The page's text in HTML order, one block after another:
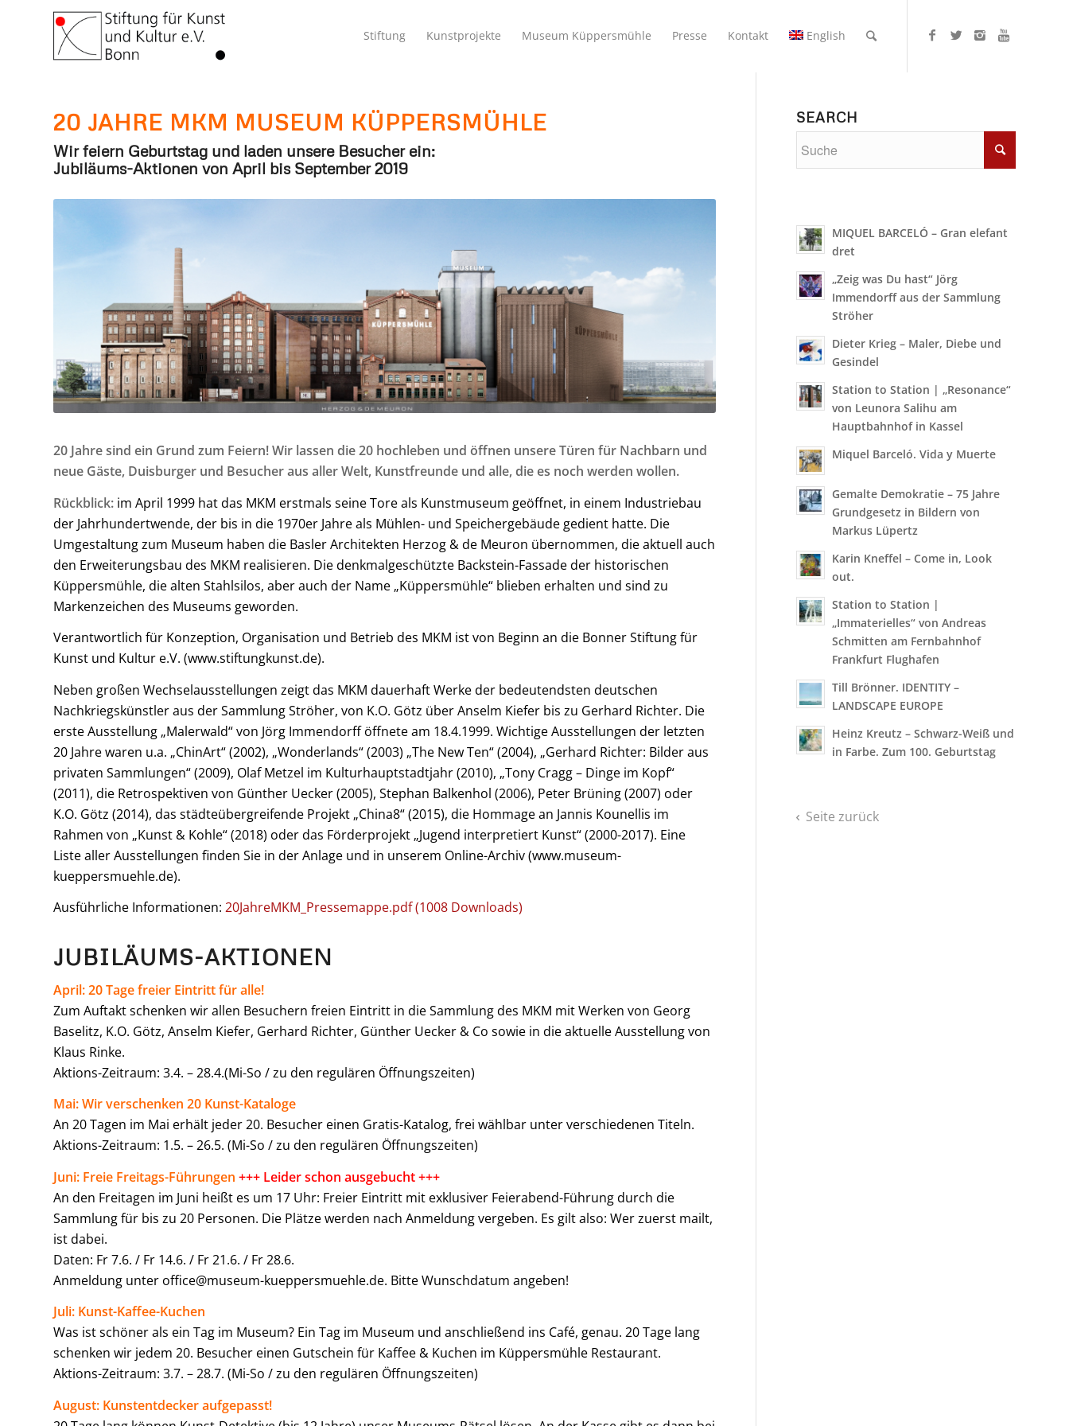
Stiftung Kunstprojekte Museum Küppersmühle Presse Kontakt English
20 JAHRE MKM MUSEUM KÜPPERSMÜHLE
Wir feiern Geburtstag und laden unsere Besucher ein:
Jubiläums-Aktionen von April bis September 2019
Erweiterung MKM Museum Küppersmühle, Duisburg, Simulation Perspektive
Innenhafen, © Herzog & de Meuron
20 Jahre sind ein Grund zum Feiern! Wir lassen die 20 hochleben und öffnen unsere Türen für Nachbarn und
neue Gäste, Duisburger und Besucher aus aller Welt, Kunstfreunde und alle, die es noch werden wollen.
Rückblick: im April 1999 hat das MKM erstmals seine Tore als Kunstmuseum geöffnet, in einem Industriebau
der Jahrhundertwende, der bis in die 1970er Jahre als Mühlen- und Speichergebäude gedient hatte. Die
Umgestaltung zum Museum haben die Basler Architekten Herzog & de Meuron übernommen, die aktuell auch
den Erweiterungsbau des MKM realisieren. Die denkmalgeschützte Backstein-Fassade der historischen
Küppersmühle, die alten Stahlsilos, aber auch der Name „Küppersmühle“ blieben erhalten und sind zu
Markenzeichen des Museums geworden.
Verantwortlich für Konzeption, Organisation und Betrieb des MKM ist von Beginn an die Bonner Stiftung für
Kunst und Kultur e.V. (www.stiftungkunst.de).
Neben großen Wechselausstellungen zeigt das MKM dauerhaft Werke der bedeutendsten deutschen
Nachkriegskünstler aus der Sammlung Ströher, von K.O. Götz über Anselm Kiefer bis zu Gerhard Richter. Die
erste Ausstellung „Malerwald“ von Jörg Immendorff öffnete am 18.4.1999. Wichtige Ausstellungen der letzten
20 Jahre waren u.a. „ChinArt“ (2002), „Wonderlands“ (2003) „The New Ten“ (2004), „Gerhard Richter: Bilder aus
privaten Sammlungen“ (2009), Olaf Metzel im Kulturhauptstadtjahr (2010), „Tony Cragg – Dinge im Kopf“
(2011), die Retrospektiven von Günther Uecker (2005), Stephan Balkenhol (2006), Peter Brüning (2007) oder
K.O. Götz (2014), das städteübergreifende Projekt „China8“ (2015), die Hommage an Jannis Kounellis im
Rahmen von „Kunst & Kohle“ (2018) oder das Förderprojekt „Jugend interpretiert Kunst“ (2000-2017). Eine
Liste aller Ausstellungen finden Sie in der Anlage und in unserem Online-Archiv (www.museum-
kueppersmuehle.de).
Ausführliche Informationen: 20JahreMKM_Pressemappe.pdf (1008 Downloads)
JUBILÄUMS-AKTIONEN
April: 20 Tage freier Eintritt für alle!
Zum Auftakt schenken wir allen Besuchern freien Eintritt in die Sammlung des MKM mit Werken von Georg
Baselitz, K.O. Götz, Anselm Kiefer, Gerhard Richter, Günther Uecker & Co sowie in die aktuelle Ausstellung von
Klaus Rinke.
Aktions-Zeitraum: 3.4. – 28.4.(Mi-So / zu den regulären Öffnungszeiten)
Mai: Wir verschenken 20 Kunst-Kataloge
An 20 Tagen im Mai erhält jeder 20. Besucher einen Gratis-Katalog, frei wählbar unter verschiedenen Titeln.
Aktions-Zeitraum: 1.5. – 26.5. (Mi-So / zu den regulären Öffnungszeiten)
Juni: Freie Freitags-Führungen +++ Leider schon ausgebucht +++
An den Freitagen im Juni heißt es um 17 Uhr: Freier Eintritt mit exklusiver Feierabend-Führung durch die
Sammlung für bis zu 20 Personen. Die Plätze werden nach Anmeldung vergeben. Es gilt also: Wer zuerst mailt,
ist dabei.
Daten: Fr 7.6. / Fr 14.6. / Fr 21.6. / Fr 28.6.
Anmeldung unter office@museum-kueppersmuehle.de. Bitte Wunschdatum angeben!
Juli: Kunst-Kaffee-Kuchen
Was ist schöner als ein Tag im Museum? Ein Tag im Museum und anschließend ins Café, genau. 20 Tage lang
schenken wir jedem 20. Besucher einen Gutschein für Kaffee & Kuchen im Küppersmühle Restaurant.
Aktions-Zeitraum: 3.7. – 28.7. (Mi-So / zu den regulären Öffnungszeiten)
August: Kunstentdecker aufgepasst!
SEARCH
MIQUEL BARCELÓ – Gran elefant
dret
„Zeig was Du hast“ Jörg
Immendorff aus der Sammlung
Ströher
Dieter Krieg – Maler, Diebe und
Gesindel
Station to Station | „Resonance“
von Leunora Salihu am
Hauptbahnhof in Kassel
Miquel Barceló. Vida y Muerte
Gemalte Demokratie – 75 Jahre
Grundgesetz in Bildern von
Markus Lüpertz
Karin Kneffel – Come in, Look
out.
Station to Station |
„Immaterielles“ von Andreas
Schmitten am Fernbahnhof
Frankfurt Flughafen
Till Brönner. IDENTITY –
LANDSCAPE EUROPE
Heinz Kreutz – Schwarz-Weiß und
in Farbe. Zum 100. Geburtstag
Seite zurück